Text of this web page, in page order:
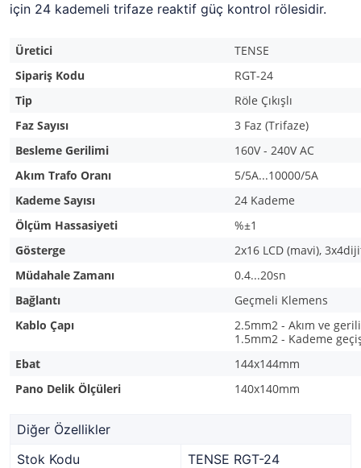
için 24 kademeli trifaze reaktif güç kontrol rölesidir.
Üretici
TENSE
Sipariş Kodu
RGT-24
Tip
Röle Çıkışlı
Faz Sayısı
3 Faz (Trifaze)
Besleme Gerilimi
160V - 240V AC
Akım Trafo Oranı
5/5A...10000/5A
Kademe Sayısı
24 Kademe
Ölçüm Hassasiyeti
%±1
Gösterge
2x16 LCD (mavi),
Müdahale Zamanı
0.4...20sn
Bağlantı
Geçmeli Klemens
Kablo Çapı
2.5mm2 - Akım ve
1.5mm2 - Kademe
Ebat
144x144mm
Pano Delik Ölçüleri
140x140mm
Diğer Özellikler
Stok Kodu
TENSE RGT-24